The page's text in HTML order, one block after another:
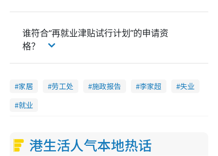
谁符合“再就业津贴试行计划”的申请资
格？
家居 劳工处 施政报告 李家超
失业
就业
港生活人气本地热话